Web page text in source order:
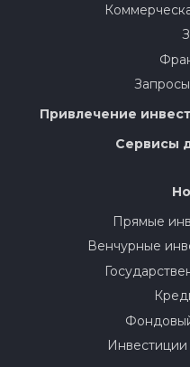
Привлечение
Сервисы
Прямые
Венчурные